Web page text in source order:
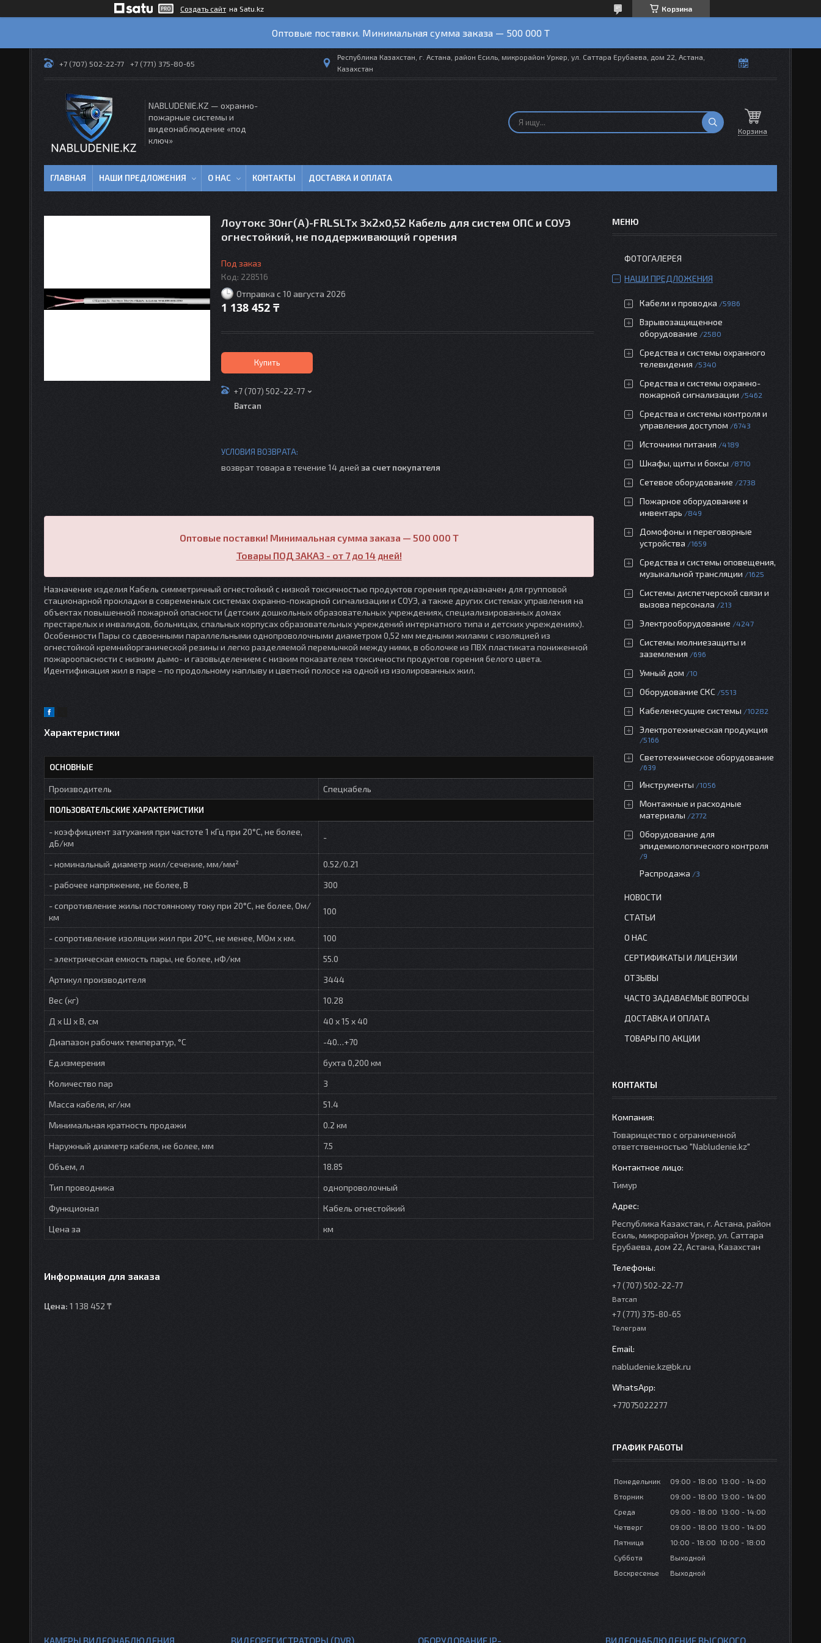
Создать сайт на Satu.kz Корзина
Оптовые поставки. Минимальная сумма заказа — 500 000 T
+7 (707) 502-22-77 +7 (771) 375-80-65
Республика Казахстан, г. Астана, район Есиль, микрорайон Уркер, ул. Саттара Ерубаева, дом 22, Астана,
Казахстан
NABLUDENIE.KZ — охранно-
пожарные системы и
видеонаблюдение «под
ключ»
Корзина
ГЛАВНАЯ НАШИ ПРЕДЛОЖЕНИЯ О НАС КОНТАКТЫ ДОСТАВКА И ОПЛАТА
Лоутокс 30нг(А)-FRLSLTx 3х2х0,52 Кабель для систем ОПС и СОУЭ
огнестойкий, не поддерживающий горения
Под заказ
Код: 228516
Отправка с 10 августа 2026
1 138 452 ₸
Купить
+7 (707) 502-22-77
Ватсап
возврат товара в течение 14 дней за счет покупателя
Оптовые поставки! Минимальная сумма заказа — 500 000 T
Товары ПОД ЗАКАЗ - от 7 до 14 дней!
Назначение изделия Кабель симметричный огнестойкий с низкой токсичностью продуктов горения предназначен для групповой
стационарной прокладки в современных системах охранно-пожарной сигнализации и СОУЭ, а также других системах управления на
объектах повышенной пожарной опасности (детских дошкольных образовательных учреждениях, специализированных домах
престарелых и инвалидов, больницах, спальных корпусах образовательных учреждений интернатного типа и детских учреждениях).
Особенности Пары со сдвоенными параллельными однопроволочными диаметром 0,52 мм медными жилами с изоляцией из
огнестойкой кремнийорганической резины и легко разделяемой перемычкой между ними, в оболочке из ПВХ пластиката пониженной
пожароопасности с низким дымо- и газовыделением с низким показателем токсичности продуктов горения белого цвета.
Идентификация жил в паре – по продольному наплыву и цветной полосе на одной из изолированных жил.
Характеристики
ОСНОВНЫЕ
Производитель Спецкабель
ПОЛЬЗОВАТЕЛЬСКИЕ ХАРАКТЕРИСТИКИ
- коэффициент затухания при частоте 1 кГц при 20°С, не более,
дБ/км
-
- номинальный диаметр жил/сечение, мм/мм²
0.52/0.21
- рабочее напряжение, не более, В
300
- сопротивление жилы постоянному току при 20°С, не более, Ом/
км
100
- сопротивление изоляции жил при 20°C, не менее, МОм х км.
100
- электрическая емкость пары, не более, нФ/км
55.0
Артикул производителя
3444
Вес (кг)
10.28
Д х Ш х В, см
40 x 15 x 40
Диапазон рабочих температур, °С
-40…+70
Ед.измерения
бухта 0,200 км
Количество пар
3
Масса кабеля, кг/км
51.4
Минимальная кратность продажи
0.2 км
Наружный диаметр кабеля, не более, мм
7.5
Объем, л
18.85
Тип проводника
однопроволочный
Функционал
Кабель огнестойкий
Цена за
км
Информация для заказа
Цена: 1 138 452 ₸
ФОТОГАЛЕРЕЯ
НАШИ ПРЕДЛОЖЕНИЯ
Кабели и проводка 5986
Взрывозащищенное
оборудование
2580
Средства и системы охранного
телевидения
5340
Средства и системы охранно-
пожарной сигнализации
5462
Средства и системы контроля и
управления доступом
6743
Источники питания 4189
Шкафы, щиты и боксы 8710
Сетевое оборудование 2738
Пожарное оборудование и
инвентарь
849
Домофоны и переговорные
устройства
1659
Средства и системы оповещения,
музыкальной трансляции
1625
Системы диспетчерской связи и
вызова персонала
213
Электрооборудование 4247
Системы молниезащиты и
заземления
696
Умный дом 10
Оборудование СКС 5513
Кабеленесущие системы 10282
Электротехническая продукция
5166
Светотехническое оборудование
639
Инструменты 1056
Монтажные и расходные
материалы
2772
Оборудование для
эпидемиологического контроля
9
Распродажа 3
НОВОСТИ
СТАТЬИ
О НАС
СЕРТИФИКАТЫ И ЛИЦЕНЗИИ
ОТЗЫВЫ
ЧАСТО ЗАДАВАЕМЫЕ ВОПРОСЫ
ДОСТАВКА И ОПЛАТА
ТОВАРЫ ПО АКЦИИ
КОНТАКТЫ
Товарищество с ограниченной
ответственностью "Nabludenie.kz"
Тимур
Республика Казахстан, г. Астана, район
Есиль, микрорайон Уркер, ул. Саттара
Ерубаева, дом 22, Астана, Казахстан
+7 (707) 502-22-77
Ватсап
+7 (771) 375-80-65
Телеграм
nabludenie.kz@bk.ru
+77075022277
ГРАФИК РАБОТЫ
Понедельник 09:00 18:00 13:00
14:00
Вторник
09:00 18:00 13:00
14:00
Среда
09:00 18:00 13:00
14:00
Четверг
09:00 18:00 13:00
14:00
Пятница
10:00 18:00 10:00
18:00
Суббота
Выходной
Воскресенье
Выходной
КАМЕРЫ ВИДЕОНАБЛЮДЕНИЯ ВИДЕОРЕГИСТРАТОРЫ (DVR) ОБОРУДОВАНИЕ IP- ВИДЕОНАБЛЮДЕНИЕ ВЫСОКОГО